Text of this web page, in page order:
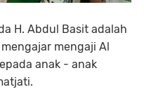
H. Abdul Basit adalah
mengaji Al
anak - anak